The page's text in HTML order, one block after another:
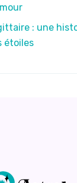
: une
étoiles